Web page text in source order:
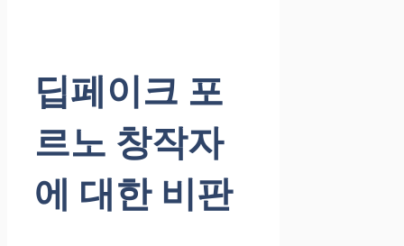
딥페이크 포
르노 창작자
에 대한 비판